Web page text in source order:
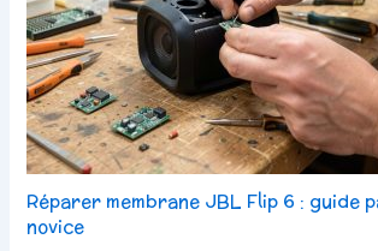
Réparer membrane JBL Flip 6 : guide
novice